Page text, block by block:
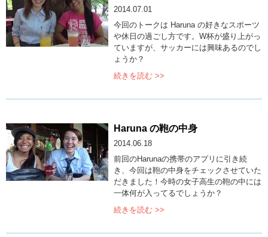
2014.07.01
今回のトークは Haruna の好きなスポーツ
や休日の過ごし方です。W杯が盛り上がっ
ていますが、サッカーには興味あるのでし
ょうか？
続きを読む >>
Haruna の鞄の中身
2014.06.18
前回のHarunaの携帯のアプリに引き続
き、今回は鞄の中身をチェックさせていた
だきました！今時の女子高生の鞄の中には
一体何が入ってるでしょうか？
続きを読む >>